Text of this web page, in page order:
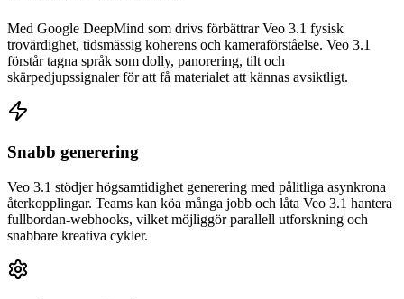
Med Google DeepMind som drivs förbättrar Veo 3.1 fysisk
trovärdighet, tidsmässig koherens och kameraförståelse. Veo 3.1
förstår tagna språk som dolly, panorering, tilt och
skärpedjupssignaler för att få materialet att kännas avsiktligt.
Snabb generering
Veo 3.1 stödjer högsamtidighet generering med pålitliga asynkrona
återkopplingar. Teams kan köa många jobb och låta Veo 3.1 hantera
fullbordan-webhooks, vilket möjliggör parallell utforskning och
snabbare kreativa cykler.